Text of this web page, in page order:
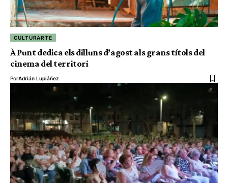
CULTURARTE
À Punt dedica els dilluns d’agost als grans títols del
cinema del territori
PorAdrián Lupiáñez